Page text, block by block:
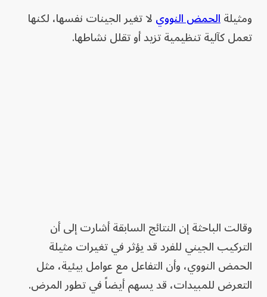
ومثيلةالحمض النوويلا تغير الجينات نفسها، لكنها
تعمل كآلية تنظيمية تزيد أو تقلل نشاطها.
وقالت الباحثة إن النتائج السابقة أشارت إلى أن
التركيب الجيني للفرد قد يؤثر في تغيرات مثيلة
الحمض النووي، وأن التفاعل مع عوامل بيئية، مثل
التعرض للمبيدات، قد يسهم أيضاً في تطور المرض.